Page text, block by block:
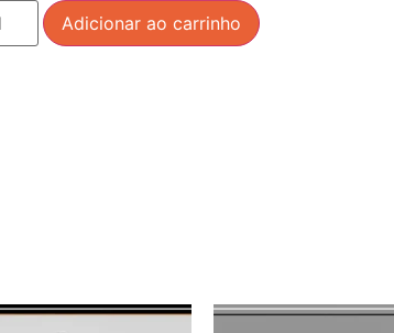
Adicionar ao carrinho